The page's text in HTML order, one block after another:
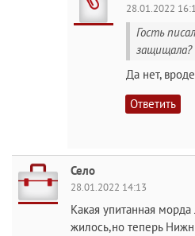
28.01.2022
Гость
защищала?
Да нет,
Ответить
Село
28.01.2022 14:13
Какая упитанная
жилось,но теперь